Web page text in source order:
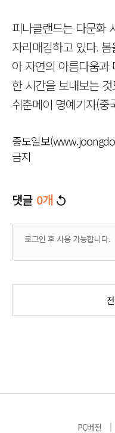
피나클랜드는 다문화
자리매김하고 있다.
아 자연의 아름다움과
한 시간을 보내보는
쉬춘메이 명예기자(중
중도일보
금지
댓글 0개
PC버전